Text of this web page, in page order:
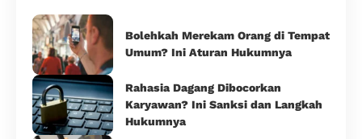
Bolehkah Merekam Orang di Tempat
Umum? Ini Aturan Hukumnya
Rahasia Dagang Dibocorkan
Karyawan? Ini Sanksi dan Langkah
Hukumnya